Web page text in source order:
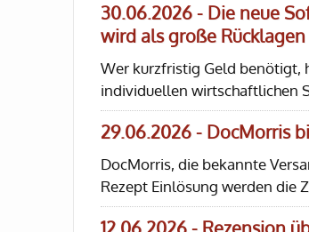
30.06.2026 - Die neue
wird als große Rücklagen
Wer kurzfristig Geld benötigt,
individuellen wirtschaftlichen
29.06.2026 - DocMorris
DocMorris, die bekannte
Rezept Einlösung werden die